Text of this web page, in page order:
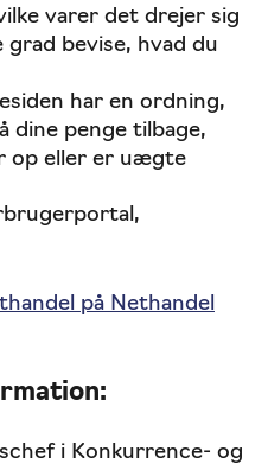
varer det drejer sig
grad bevise, hvad du
har en ordning,
dine penge tilbage,
op eller er uægte
på Nethandel
i Konkurrence- og